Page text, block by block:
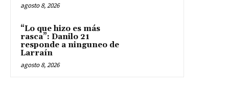
agosto 8, 2026
“Lo que hizo es más
rasca”: Danilo 21
responde a ninguneo de
Larraín
agosto 8, 2026